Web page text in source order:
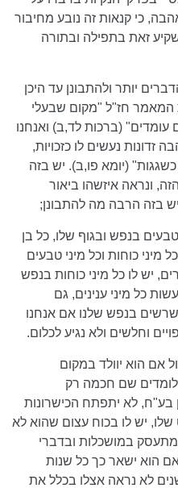
כי קנאות זה נובע מחיבור
זאת בתפילה ובתורה
יותר ולהתבונן עד היכן
המאמר חז"ל "מקום שבעלי
עומדים" (ברכות לד,ב) ואנחנו
נעשים לו כזכויות,
(יומא פו,ב). יש בזה
ונראה איזשהו ביאור
בזה הרבה מה להתבונן;
בנפש ובגוף שלו, כל בן
מיני כוחות וכל מיני טבעים
יש לו כל מיני כוחות בנפש
כל מיני ענינים, גם
בנפש שלנו אם אנחנו
וחלשים ולא נגיע לכלום.
אם הוא יוולד במקום
לומדים שם חכמה רק
לא יתפתח הכישרונות
שלו, יש לו בכוח עצום שהוא לא
מתעסק במושכלות ובדברי
הוא ישאר כך כל שנות
לא נראה אצלו בכלל את